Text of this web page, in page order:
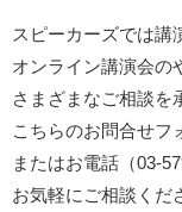
スピーカーズでは講
オンライン講演会の
さまざまなご相談を
こちらのお問合せフ
またはお電話（03-
お気軽にご相談くだ